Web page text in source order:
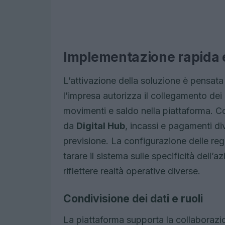
Implementazione
L’attivazione della soluzione è
l’impresa autorizza il collegamento
movimenti e saldo nella piattaforma.
da Digital Hub, incassi e pagamenti
previsione. La configurazione delle
tarare il sistema sulle specificità
riflettere realtà operative diverse.
Condivisione dei dati e ruoli
La piattaforma supporta la